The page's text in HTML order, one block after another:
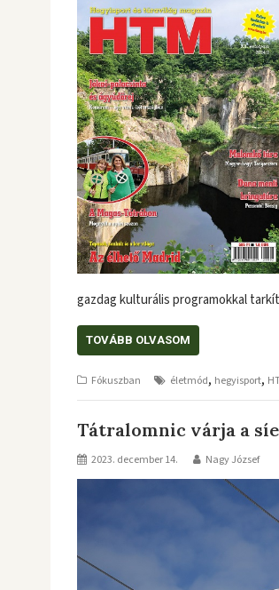
gazdag kulturális programokkal
TOVÁBB OLVASOM
Fókuszban életmód, hegyisport,
Tátralomnic várja a
2023. december 14. Nagy József